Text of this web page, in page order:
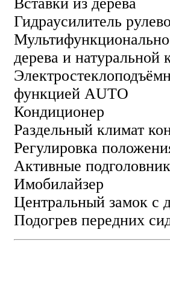
Гидраусилитель
дерева и натуральной
функцией AUTO
Кондиционер
Раздельный климат
Регулировка
Активные
Имобилайзер
Центральный замок с
Подогрев передних